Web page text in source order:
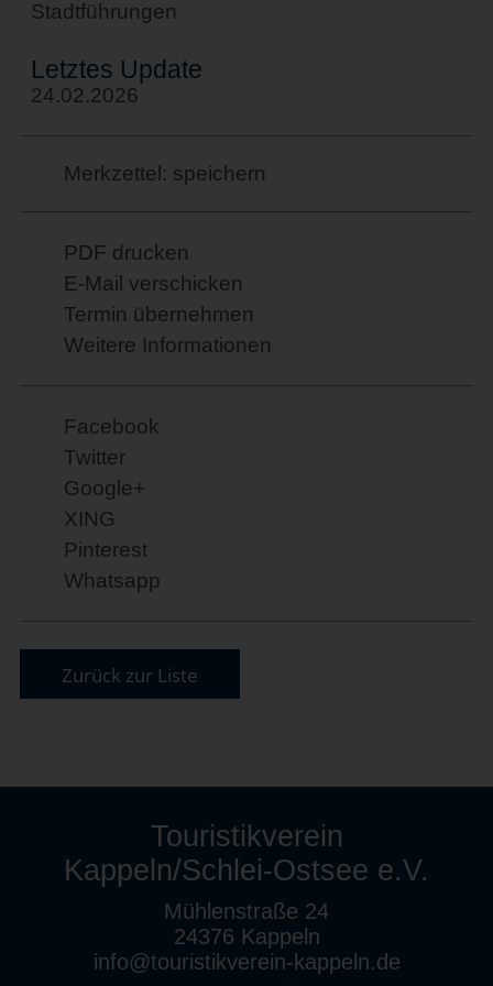
Stadtführungen
Letztes Update
24.02.2026
Merkzettel: speichern
PDF drucken
E-Mail verschicken
Termin übernehmen
Weitere Informationen
Facebook
Twitter
Google+
XING
Pinterest
Whatsapp
Zurück zur Liste
Touristikverein
Kappeln/Schlei-Ostsee e.V.
Mühlenstraße 24
24376 Kappeln
info@touristikverein-kappeln.de